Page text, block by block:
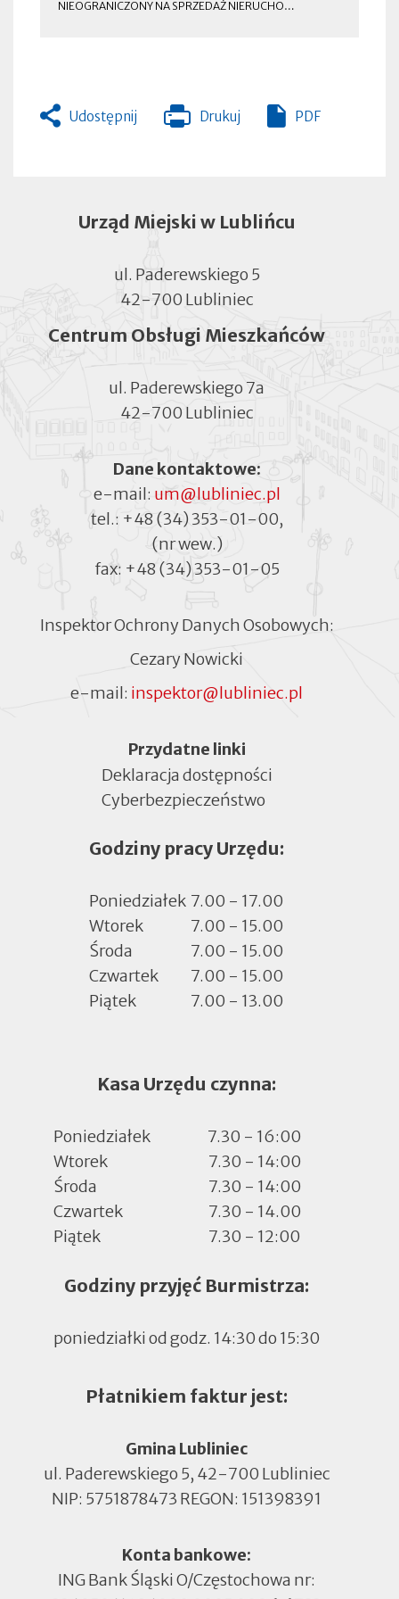
NIEOGRANICZONY NA SPRZEDAŻ NIERUCHO…
Udostępnij Drukuj
Otworzy
PDF
Urząd Miejski w Lublińcu
ul. Paderewskiego 5
42-700 Lubliniec
Centrum Obsługi Mieszkańców
ul. Paderewskiego 7a
42-700 Lubliniec
Dane kontaktowe:
e-mail: um@lubliniec.pl
tel.: +48 (34) 353-01-00,
(nr wew.)
fax: +48 (34) 353-01-05
Inspektor Ochrony Danych Osobowych:
Cezary Nowicki
e-mail: inspektor@lubliniec.pl
MenuPrzydatne linki
Deklaracja dostępności
Cyberbezpieczeństwo
w
zakładce
Godziny pracy Urzędu:
Poniedziałek 7.00 - 17.00
Wtorek
7.00 - 15.00
Środa
7.00 - 15.00
Czwartek
7.00 - 15.00
Piątek
7.00 - 13.00
Kasa Urzędu czynna:
Poniedziałek
7.30 - 16:00
Wtorek
7.30 - 14:00
Środa
7.30 - 14:00
Czwartek
7.30 - 14.00
Piątek
7.30 - 12:00
Godziny przyjęć Burmistrza:
poniedziałki od godz. 14:30 do 15:30
Płatnikiem faktur jest:
Gmina Lubliniec
ul. Paderewskiego 5, 42-700 Lubliniec
NIP: 5751878473 REGON: 151398391
Konta bankowe:
ING Bank Śląski O/Częstochowa nr: